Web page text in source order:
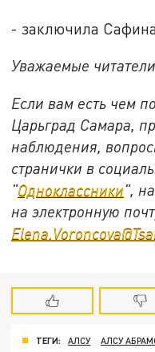
- заключила
Уважаемые
Если вам есть чем
Царьград Самара,
наблюдения,
странички в
"Одноклассники",
на электронную
ТЕГИ: АЛСУ АЛСУ